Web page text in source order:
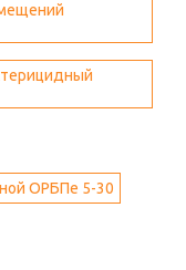
ОРБПе 5-30